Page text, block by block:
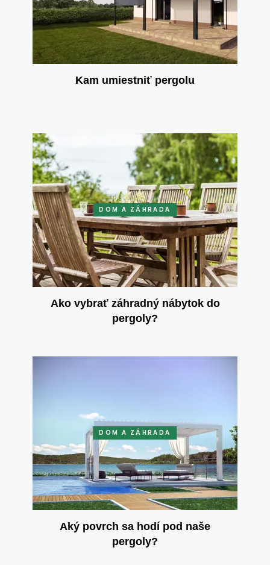
Kam umiestniť pergolu
DOM A ZÁHRADA
Ako vybrať záhradný nábytok do
pergoly?
DOM A ZÁHRADA
Aký povrch sa hodí pod naše
pergoly?